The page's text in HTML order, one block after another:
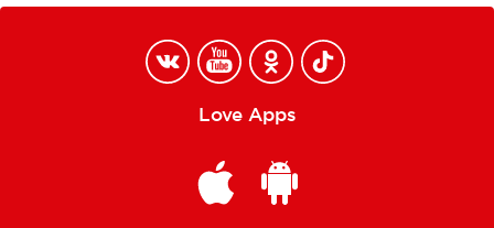
Love Apps